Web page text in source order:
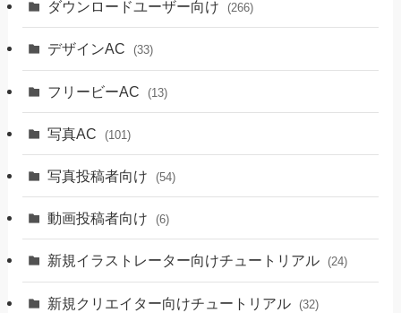
ダウンロードユーザー向け (266)
デザインAC (33)
フリービーAC (13)
写真AC (101)
写真投稿者向け (54)
動画投稿者向け (6)
新規イラストレーター向けチュートリアル (24)
新規クリエイター向けチュートリアル (32)